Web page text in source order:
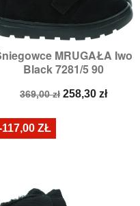
MRUGAŁA Iwo
Black 7281/5 90
Cena
369,00 zł Cena
258,30 zł
117,00 ZŁ